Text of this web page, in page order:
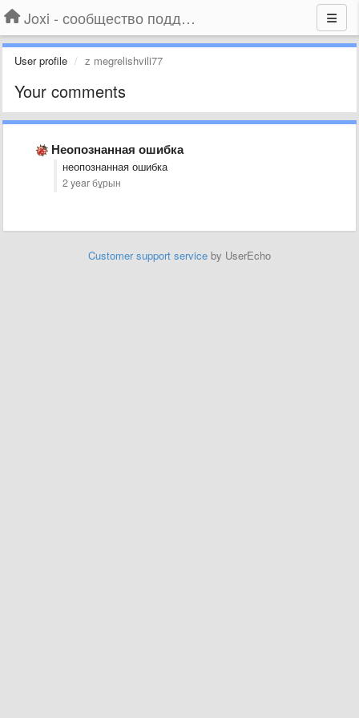
Joxi - сообщество поддержки
User profile z megrelishvili77
Your comments
Неопознанная ошибка
неопознанная ошибка
2 year бұрын
Customer support service by UserEcho